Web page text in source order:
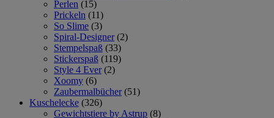
Perlen (15)
Prickeln (11)
So Slime (3)
Spiral-Designer (2)
Stempelspaß (33)
Stickerspaß (119)
Style 4 Ever (2)
Xoomy (6)
Zaubermalbücher (51)
Kuschelecke (326)
Gewichtstiere by Astrup (8)